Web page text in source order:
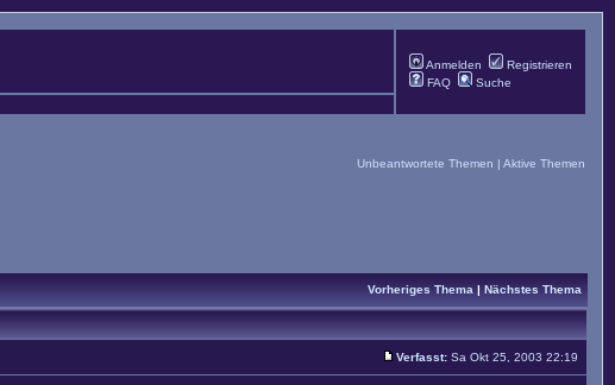
Anmelden
Registrieren
FAQ
Suche
Unbeantwortete Themen | Aktive Themen
Vorheriges Thema | Nächstes Thema
Verfasst: Sa Okt 25, 2003 22:19